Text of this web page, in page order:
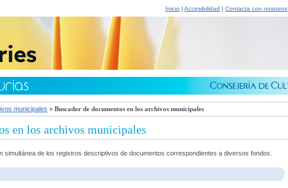
Inicio | Accesibilidad | Contacta con nosotros
municipales » Buscador de documentos en los archivos municipales
en los archivos municipales
simultánea de los registros descriptivos de documentos correspondientes a diversos fondos.